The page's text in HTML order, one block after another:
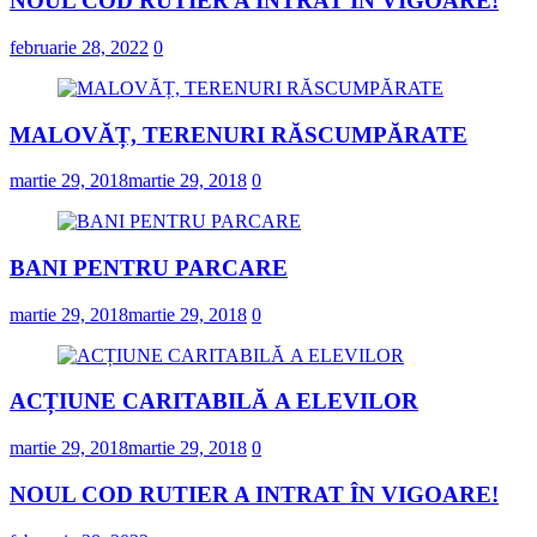
februarie 28, 2022 0
MALOVĂȚ, TERENURI RĂSCUMPĂRATE
martie 29, 2018martie 29, 2018 0
BANI PENTRU PARCARE
martie 29, 2018martie 29, 2018 0
ACȚIUNE CARITABILĂ A ELEVILOR
martie 29, 2018martie 29, 2018 0
NOUL COD RUTIER A INTRAT ÎN VIGOARE!